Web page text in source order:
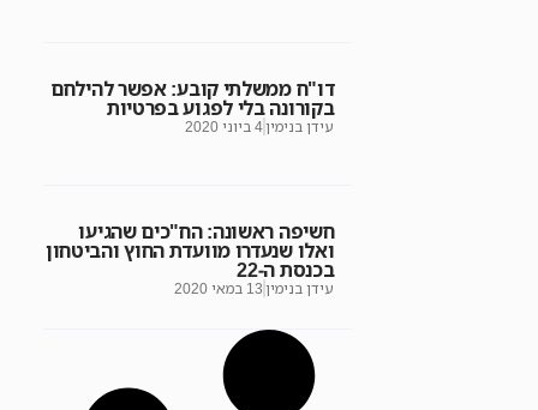
דו"ח ממשלתי קובע: אפשר להילחם
בקורונה בלי לפגוע בפרטיות
עידן בנימין4 ביוני 2020
חשיפה ראשונה: הח"כים שהגיעו
ואלו שנעדרו מוועדת החוץ והביטחון
בכנסת ה-22
עידן בנימין 13 במאי 2020